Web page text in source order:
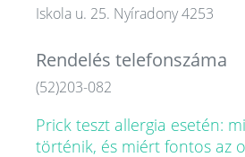
Iskola u. 25. Nyíradony 4253
Rendelés telefonszáma
(52)203-082
Prick teszt allergia esetén:
történik, és miért fontos az